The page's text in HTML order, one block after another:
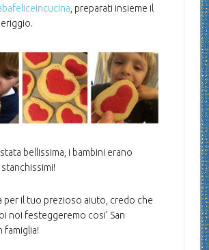
, preparati insieme il
stata bellissima, i bambini erano
per il tuo prezioso aiuto, credo che
noi festeggeremo cosi’ San
famiglia!